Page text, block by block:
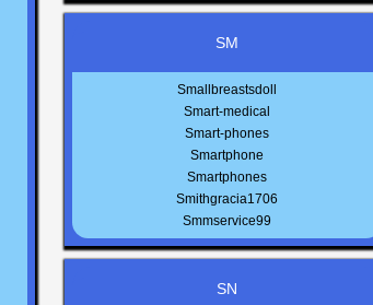
SM
Smallbreastsdoll
Smart-medical
Smart-phones
Smartphone
Smartphones
Smithgracia1706
Smmservice99
SN